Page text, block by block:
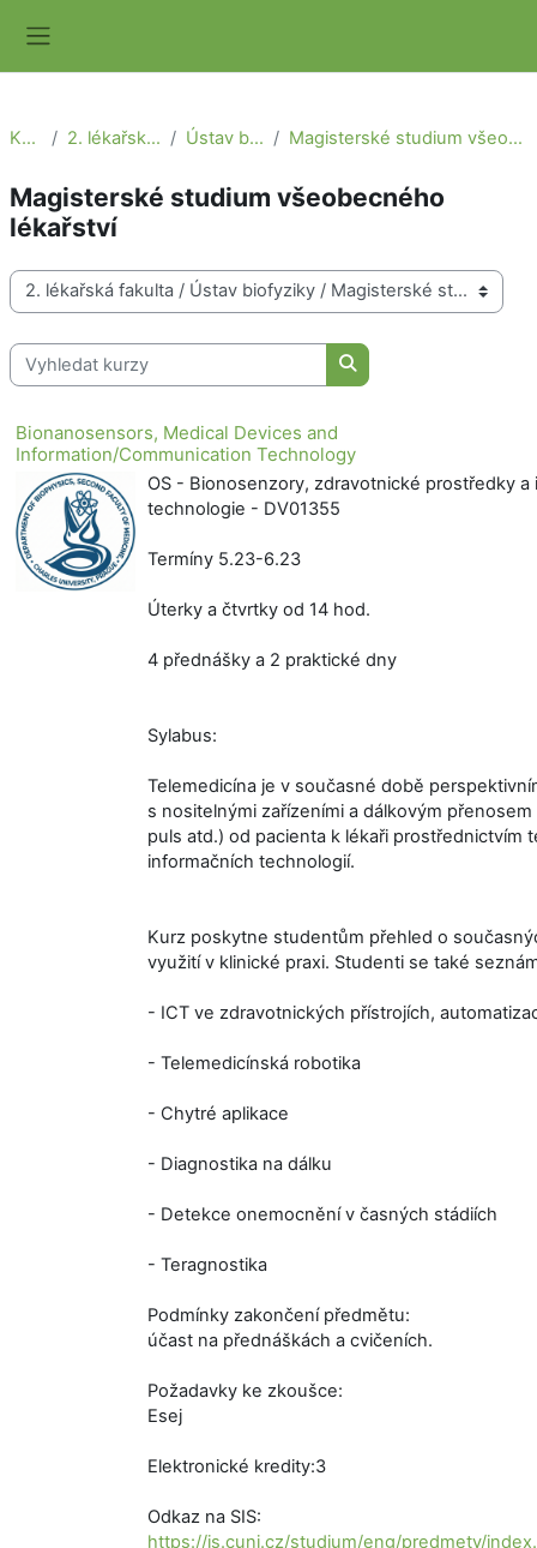
Kurzy 2. lékařská fakulta Ústav biofyziky Magisterské studium všeobecného lékařství
Magisterské studium všeobecného
lékařství
Kategorie kurzů
Vyhledat kurzy
Vyhledat kurzy
Bionanosensors, Medical Devices and
Information/Communication Technology
OS - Bionosenzory, zdravotnické prostředky
technologie - DV01355
Termíny 5.23-6.23
Úterky a čtvrtky od 14 hod.
4 přednášky a 2 praktické dny
Sylabus:
Telemedicína je v současné době
s nositelnými zařízeními a dálkovým
puls atd.) od pacienta k lékaři prostřednictvím
informačních technologií.
Kurz poskytne studentům přehled o
využití v klinické praxi. Studenti se také
- ICT ve zdravotnických přístrojích,
- Telemedicínská robotika
- Chytré aplikace
- Diagnostika na dálku
- Detekce onemocnění v časných stádiích
- Teragnostika
Podmínky zakončení předmětu:
účast na přednáškách a cvičeních.
Požadavky ke zkoušce:
Esej
Elektronické kredity:3
Odkaz na SIS:
https://is.cuni.cz/studium/eng/predmety/